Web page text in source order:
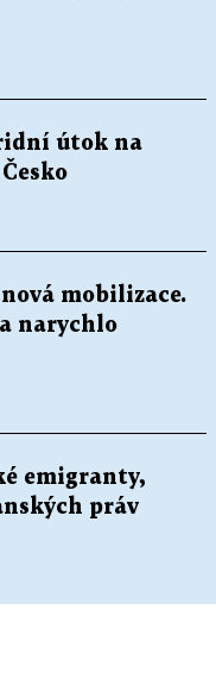
útok na
mobilizace.
narychlo
emigranty,
práv